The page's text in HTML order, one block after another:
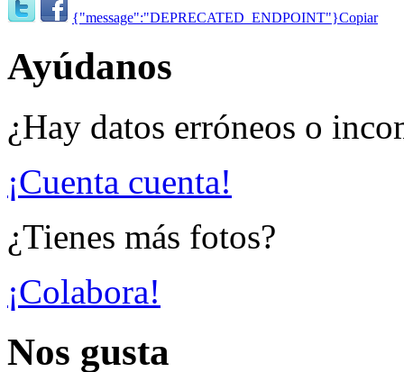
{"message":"DEPRECATED_ENDPOINT"}Copiar
Ayúdanos
¿Hay datos erróneos o
¡Cuenta cuenta!
¿Tienes más fotos?
¡Colabora!
Nos gusta